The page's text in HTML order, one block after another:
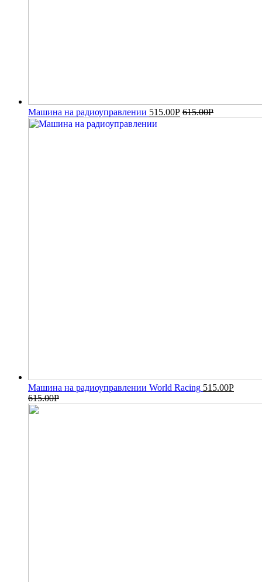
Машина на радиоуправлении 515.00Р 615.00Р
Машина на радиоуправлении World Racing 515.00Р
615.00Р